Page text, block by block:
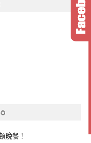
晚餐！